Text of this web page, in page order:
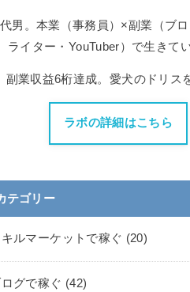
男。本業（事務員）×副業（ブ
ライター・YouTuber）で生きて
副業収益6桁達成。愛犬のドリス
ラボの詳細はこちら
テゴリー
ルマーケットで稼ぐ (20)
グで稼ぐ (42)